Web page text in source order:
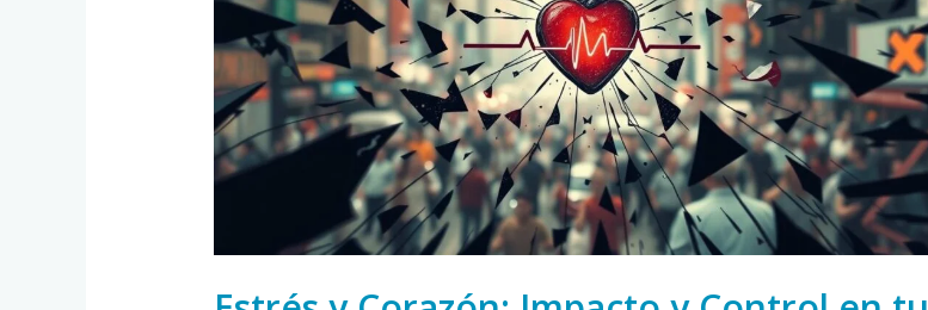
Control
en
tu
Salud
Cardíaca